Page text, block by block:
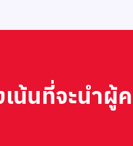
เน้นที่จะนำ